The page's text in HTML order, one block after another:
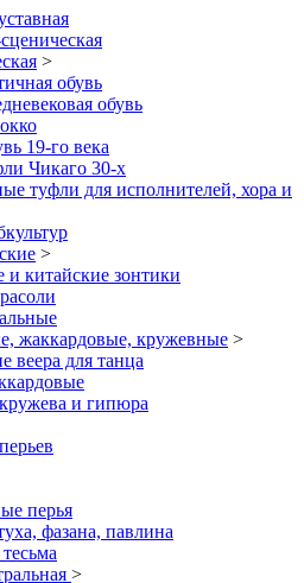
>
обувь
обувь
19-го века
Чикаго 30-х
туфли для исполнителей, хора и
>
и китайские зонтики
жаккардовые, кружевные >
веера для танца
и гипюра
перья
фазана, павлина
>